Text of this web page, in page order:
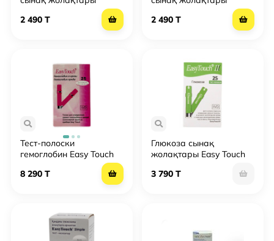
2 490 T
2 490 T
Тест-полоски
гемоглобин Easy Touch
8 290 T
Глюкоза сынақ
жолақтары Easy Touch
3 790 T